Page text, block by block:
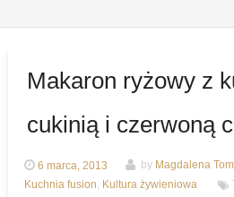
Makaron ryżowy z
cukinią i czerwoną
6 marca, 2013 by Magdalena
Kuchnia fusion, Kultura żywieniowa